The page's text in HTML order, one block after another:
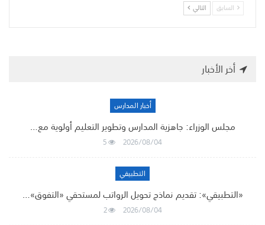
السابق التالي
أخر الأخبار
أخبار المدارس
مجلس الوزراء: جاهزية المدارس وتطوير التعليم أولوية مع…
2026/08/04
5
التطبيقي
«التطبيقي»: تقديم نماذج تحويل الرواتب لمستحقي «التفوق»…
2026/08/04
2